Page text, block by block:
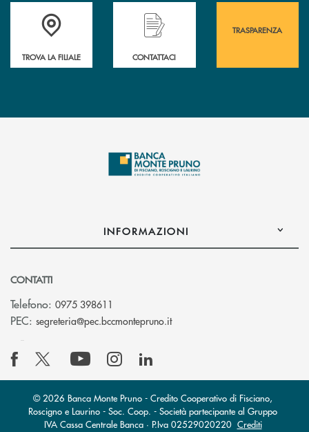
Accedi all' elenco completo&nbsp; delle&nbsp; filiali&nbsp; di Banca
TROVA LA FILIALE
Hai bisogno di assistenza immediata?
CONTATTACI
TRASPARENZA
INFORMAZIONI
CONTATTI
Telefono: 0975 398611
PEC: segreteria@pec.bccmontepruno.it(si apre l’app di posta
© 2026 Banca Monte Pruno - Credito Cooperativo di Fisciano,
Roscigno e Laurino - Soc. Coop. - Società partecipante al Gruppo
IVA Cassa Centrale Banca · P.Iva 02529020220 Crediti